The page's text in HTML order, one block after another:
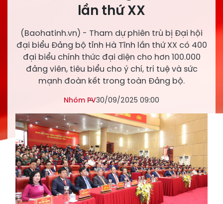
lần thứ XX
(Baohatinh.vn) - Tham dự phiên trù bị Đại hội
đại biểu Đảng bộ tỉnh Hà Tĩnh lần thứ XX có 400
đại biểu chính thức đại diện cho hơn 100.000
đảng viên, tiêu biểu cho ý chí, trí tuệ và sức
mạnh đoàn kết trong toàn Đảng bộ.
Nhóm PV30/09/2025 09:00